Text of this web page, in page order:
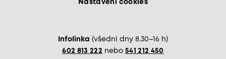
Nastavení cookies
Infolinka (všední dny 8.30–16 h)
602 813 222 nebo 541 212 450